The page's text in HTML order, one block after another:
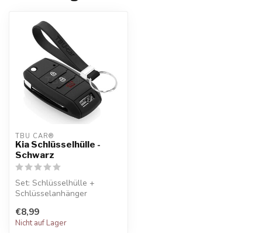
TBU CAR®
Kia Schlüsselhülle -
Schwarz
Set: Schlüsselhülle +
Schlüsselanhänger
€8,99
Nicht auf Lager